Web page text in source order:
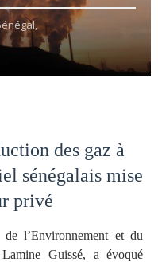
des gaz à
sénégalais mise
privé
l’Environnement et du
Guissé, a évoqué